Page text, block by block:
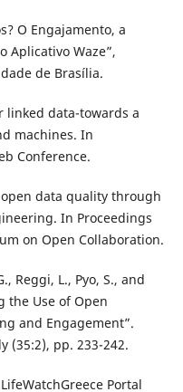
O Engajamento, a
Aplicativo Waze”,
de Brasília.
linked data-towards a
machines. In
Conference.
data quality through
In Proceedings
on Open Collaboration.
Reggi, L., Pyo, S., and
the Use of Open
and Engagement”.
(35:2), pp. 233-242.
Portal